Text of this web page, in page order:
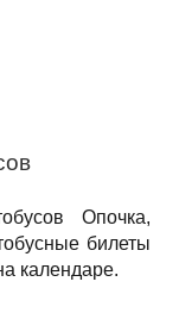
Опочка,
билеты
календаре.